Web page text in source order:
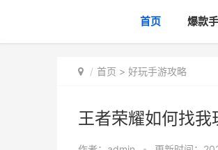
首页 爆款
首页 > 好玩手游攻略
王者荣耀如何找